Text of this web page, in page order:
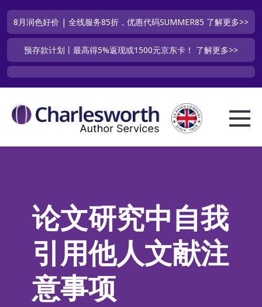
8月润色好价 | 全线服务85折，优惠代码SUMMER85 了解更多>>
预存款计划丨最高得5%返现或1500元京东卡！ 了解更多>>
论文研究中自我
引用他人文献注
意事项